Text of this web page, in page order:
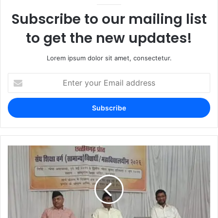
Subscribe to our mailing list
to get the new updates!
Lorem ipsum dolor sit amet, consectetur.